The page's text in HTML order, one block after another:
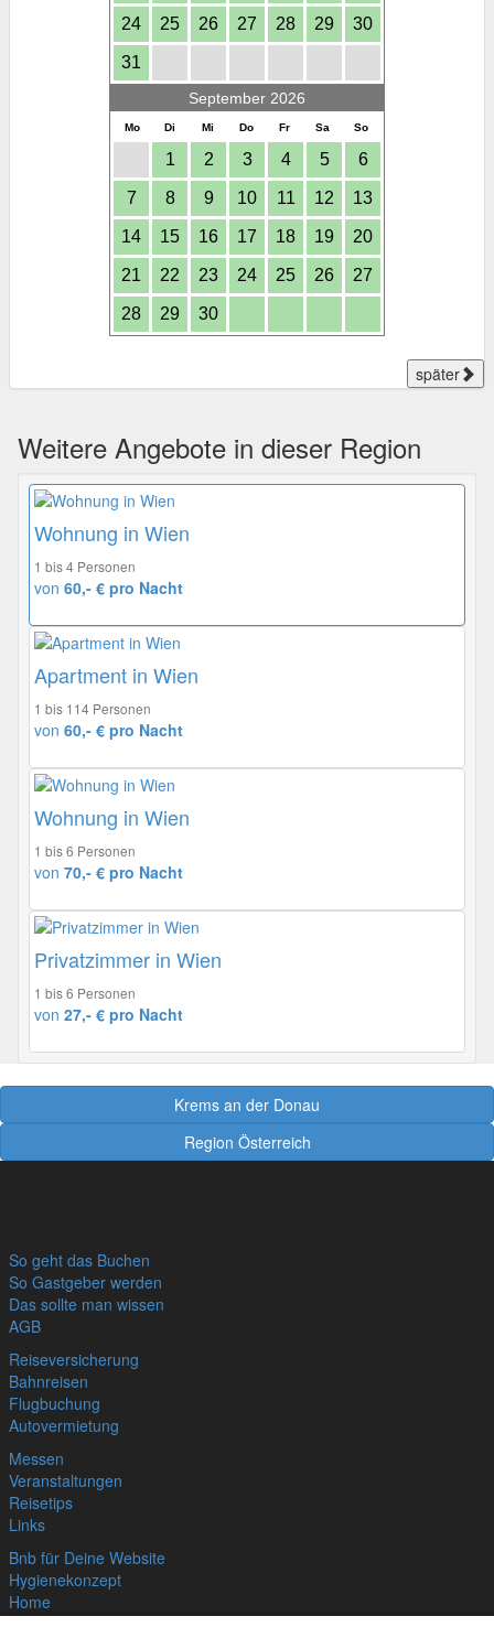
24 25 26 27 28 29 30
31
September 2026
Mo Di Mi Do Fr Sa So
1 2 3 4 5 6
7 8 9 10 11 12 13
14 15 16 17 18 19 20
21 22 23 24 25 26 27
28 29 30
später
Weitere Angebote in dieser Region
Wohnung in Wien
1 bis 4 Personen
von 60,- € pro Nacht
Apartment in Wien
1 bis 114 Personen
von 60,- € pro Nacht
Wohnung in Wien
1 bis 6 Personen
von 70,- € pro Nacht
Privatzimmer in Wien
1 bis 6 Personen
von 27,- € pro Nacht
Krems an der Donau
Region Österreich
So geht das Buchen
So Gastgeber werden
Das sollte man wissen
AGB
Reiseversicherung
Bahnreisen
Flugbuchung
Autovermietung
Messen
Veranstaltungen
Reisetips
Links
Bnb für Deine Website
Hygienekonzept
Home